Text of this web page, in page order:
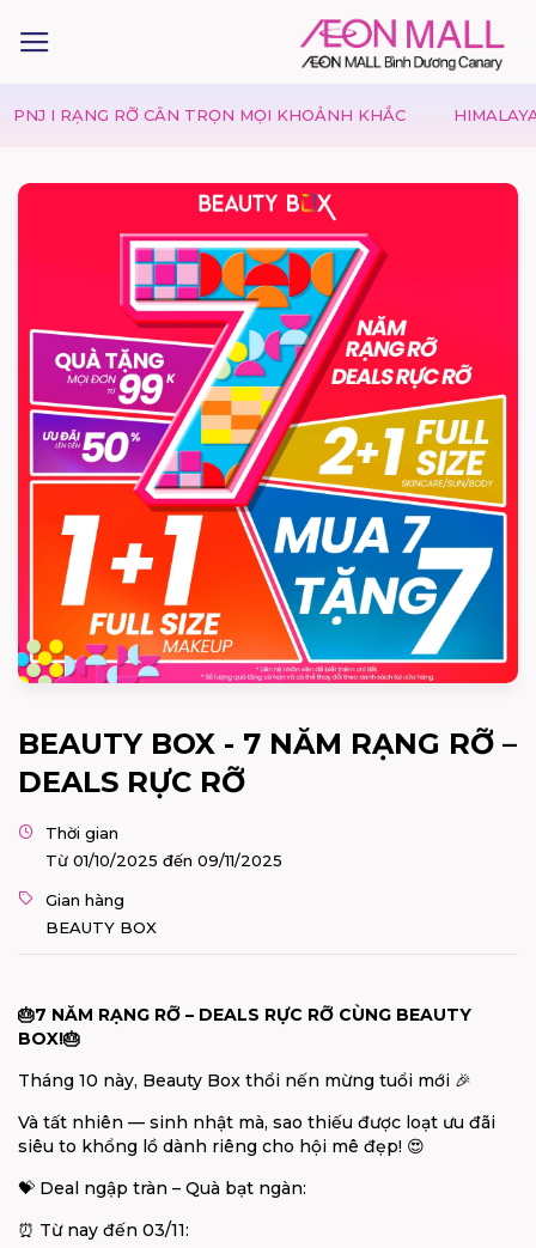
RỠ CÂN TRỌN MỌI KHOẢNH KHẮC HIMALAYA | MÙA
BEAUTY BOX - 7 NĂM RẠNG RỠ –
DEALS RỰC RỠ
Thời gian
Từ 01/10/2025 đến 09/11/2025
Gian hàng
BEAUTY BOX
🎂7 NĂM RẠNG RỠ – DEALS RỰC RỠ CÙNG BEAUTY
BOX!🎂
Tháng 10 này, Beauty Box thổi nến mừng tuổi mới 🎉
Và tất nhiên — sinh nhật mà, sao thiếu được loạt ưu đãi
siêu to khổng lồ dành riêng cho hội mê đẹp! 😍
💝 Deal ngập tràn – Quà bạt ngàn:
⏰ Từ nay đến 03/11: